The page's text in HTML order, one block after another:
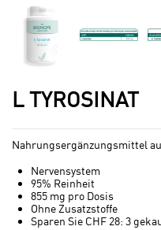
L TYROSINAT
Nahrungsergänzungsmittel
Nervensystem
95% Reinheit
855 mg pro Dosis
Ohne Zusatzstoffe
Sparen Sie CHF 28: 3